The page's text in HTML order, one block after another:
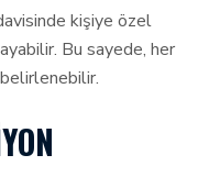
kişiye özel
Bu sayede, her